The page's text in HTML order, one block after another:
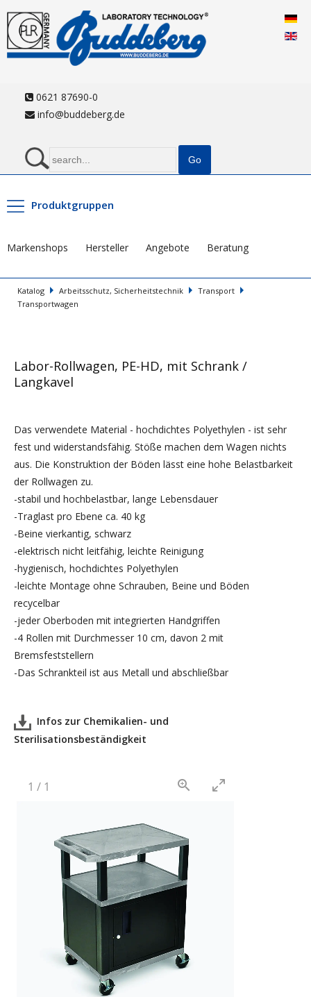
0621 87690-0
info@buddeberg.de
Produktgruppen
Markenshops Hersteller Angebote Beratung
Katalog Arbeitsschutz, Sicherheitstechnik
Transport
Transportwagen
Labor-Rollwagen, PE-HD, mit Schrank /
Langkavel
Das verwendete Material - hochdichtes Polyethylen - ist sehr
fest und widerstandsfähig. Stöße machen dem Wagen nichts
aus. Die Konstruktion der Böden lässt eine hohe Belastbarkeit
der Rollwagen zu.
-stabil und hochbelastbar, lange Lebensdauer
-Traglast pro Ebene ca. 40 kg
-Beine vierkantig, schwarz
-elektrisch nicht leitfähig, leichte Reinigung
-hygienisch, hochdichtes Polyethylen
-leichte Montage ohne Schrauben, Beine und Böden
recycelbar
-jeder Oberboden mit integrierten Handgriffen
-4 Rollen mit Durchmesser 10 cm, davon 2 mit
Bremsfeststellern
-Das Schrankteil ist aus Metall und abschließbar
Infos zur Chemikalien- und
Sterilisationsbeständigkeit
1 / 1